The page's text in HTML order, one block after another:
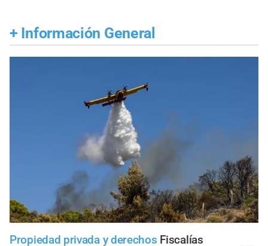
+ Información General
Propiedad privada y derechos Fiscalías